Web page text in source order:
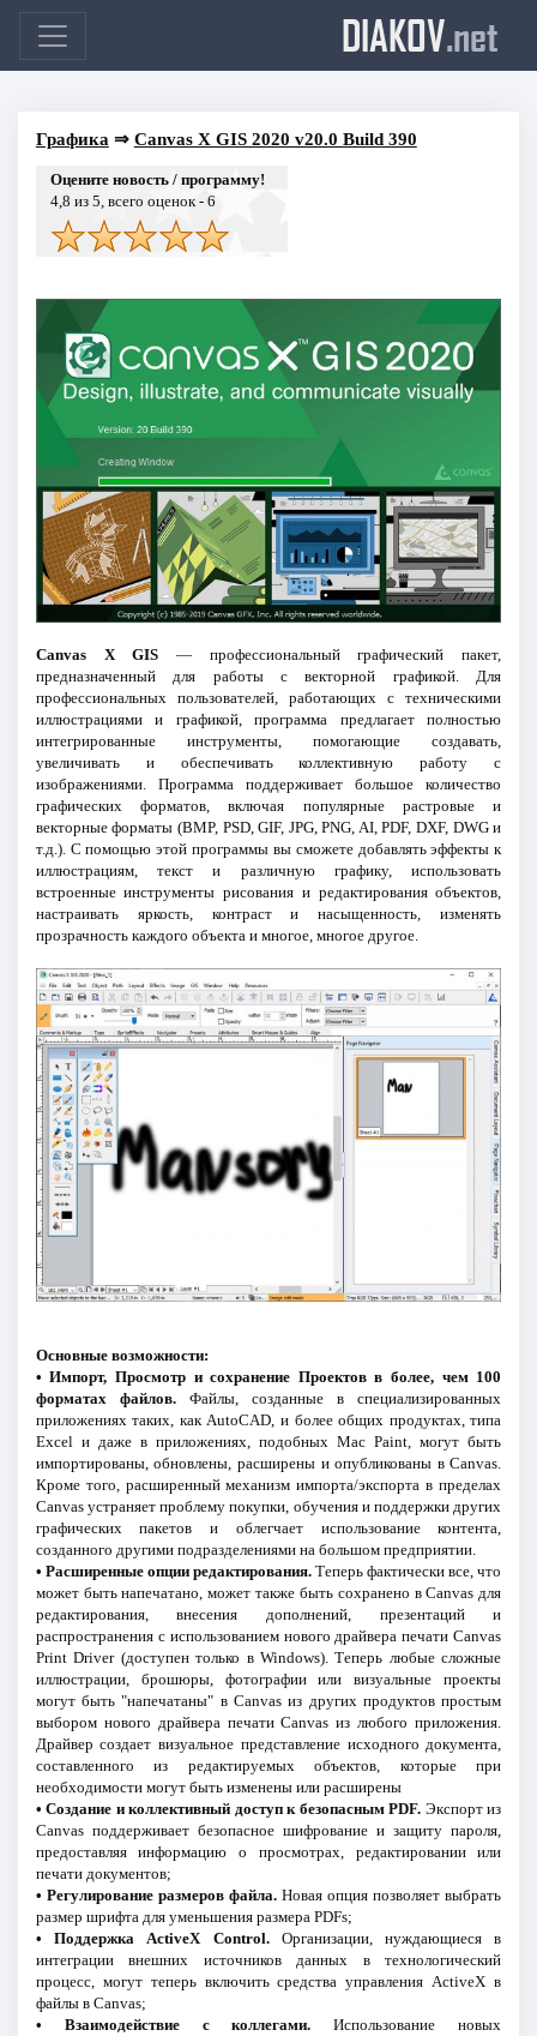
DIAKOV.net
Графика ⇒ Canvas X GIS 2020 v20.0 Build 390
Оцените новость / программу!
4,8 из 5, всего оценок - 6
Canvas X GIS — профессиональный графический пакет,
предназначенный для работы с векторной графикой. Для
профессиональных пользователей, работающих с техническими
иллюстрациями и графикой, программа предлагает полностью
интегрированные инструменты, помогающие создавать,
увеличивать и обеспечивать коллективную работу с
изображениями. Программа поддерживает большое количество
графических форматов, включая популярные растровые и
векторные форматы (BMP, PSD, GIF, JPG, PNG, AI, PDF, DXF, DWG и
т.д.). С помощью этой программы вы сможете добавлять эффекты к
иллюстрациям, текст и различную графику, использовать
встроенные инструменты рисования и редактирования объектов,
настраивать яркость, контраст и насыщенность, изменять
прозрачность каждого объекта и многое, многое другое.
Основные возможности:
• Импорт, Просмотр и сохранение Проектов в более, чем 100
форматах файлов.Файлы, созданные в специализированных
приложениях таких, как AutoCAD, и более общих продуктах, типа
Excel и даже в приложениях, подобных Mac Paint, могут быть
импортированы, обновлены, расширены и опубликованы в Canvas.
Кроме того, расширенный механизм импорта/экспорта в пределах
Canvas устраняет проблему покупки, обучения и поддержки других
графических пакетов и облегчает использование контента,
созданного другими подразделениями на большом предприятии.
• Расширенные опции редактирования.Теперь фактически все, что
может быть напечатано, может также быть сохранено в Canvas для
редактирования, внесения дополнений, презентаций и
распространения с использованием нового драйвера печати Canvas
Print Driver (доступен только в Windows). Теперь любые сложные
иллюстрации, брошюры, фотографии или визуальные проекты
могут быть "напечатаны" в Canvas из других продуктов простым
выбором нового драйвера печати Canvas из любого приложения.
Драйвер создает визуальное представление исходного документа,
составленного из редактируемых объектов, которые при
необходимости могут быть изменены или расширены
• Создание и коллективный доступ к безопасным PDF. Экспорт из
Canvas поддерживает безопасное шифрование и защиту пароля,
предоставляя информацию о просмотрах, редактировании или
печати документов;
• Регулирование размеров файла.Новая опция позволяет выбрать
размер шрифта для уменьшения размера PDFs;
• Поддержка ActiveX Control.Организации, нуждающиеся в
интеграции внешних источников данных в технологический
процесс, могут теперь включить средства управления ActiveX в
файлы в Canvas;
• Взаимодействие с коллегами. Использование новых